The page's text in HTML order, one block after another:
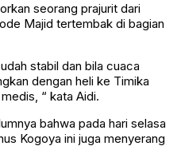
seorang prajurit dari
Majid tertembak di bagian
stabil dan bila cuaca
dengan heli ke Timika
“ kata Aidi.
bahwa pada hari selasa
Kogoya ini juga menyerang